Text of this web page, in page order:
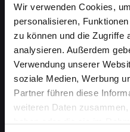
Wir verwenden Cookies,
personalisieren,
zu können und die Zugriffe
analysieren. Außerdem
Verwendung unserer
soziale Medien, Werbung
Partner führen diese
weiteren Daten
haben oder die sie im